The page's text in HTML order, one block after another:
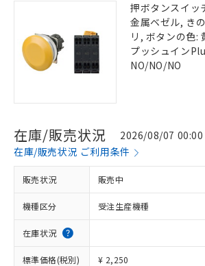
押ボタンスイ
金属ベゼル, き
リ, ボタンの色:
プッシュイン
NO/NO/NO
在庫/販売状況
2026/08/07 00:00
在庫/販売状況 ご利用条件
販売状況 販売中
機種区分 受注生産機種
在庫状況
標準価格(税別) ¥ 2,250